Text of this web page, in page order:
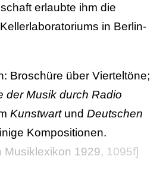
erlaubte ihm die
in Berlin-
Broschüre über Vierteltöne;
der Musik durch Radio
Kunstwartund Deutschen
Kompositionen.
Musiklexikon 1929, 1095f]